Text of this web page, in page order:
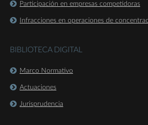
Participación en empresas competidoras
Infracciones en operaciones de
BIBLIOTECA DIGITAL
Marco Normativo
Actuaciones
Jurisprudencia